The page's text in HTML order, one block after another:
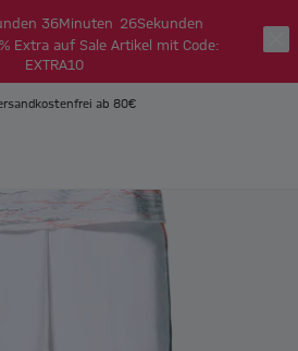
36Minuten 26Sekunden
Extra auf Sale Artikel mit Code:
EXTRA10
ab 80€